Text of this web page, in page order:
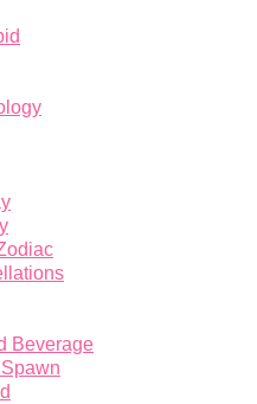
Beverage